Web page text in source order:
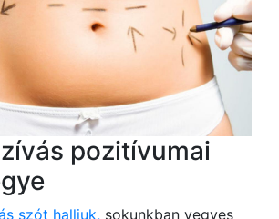
pozitívumai
szót halljuk, sokunkban vegyes